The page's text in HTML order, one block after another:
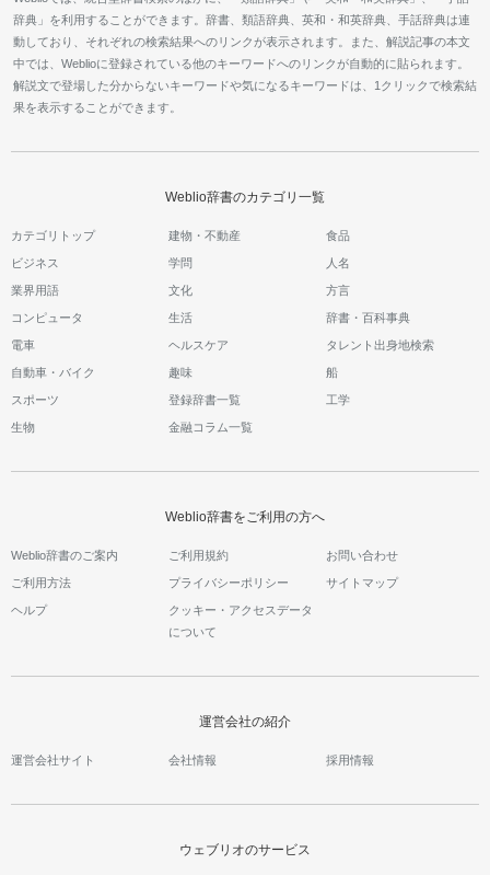
辞典」を利用することができます。辞書、類語辞典、英和・和英辞典、手話辞典は連
動しており、それぞれの検索結果へのリンクが表示されます。また、解説記事の本文
中では、Weblioに登録されている他のキーワードへのリンクが自動的に貼られます。
解説文で登場した分からないキーワードや気になるキーワードは、1クリックで検索結
果を表示することができます。
Weblio辞書のカテゴリ一覧
カテゴリトップ 建物・不動産 食品
ビジネス 学問 人名
業界用語 文化 方言
コンピュータ 生活 辞書・百科事典
電車 ヘルスケア タレント出身地検索
自動車・バイク 趣味 船
スポーツ 登録辞書一覧 工学
生物 金融コラム一覧
Weblio辞書をご利用の方へ
Weblio辞書のご案内 ご利用規約 お問い合わせ
ご利用方法 プライバシーポリシー サイトマップ
ヘルプ
クッキー・アクセスデータ
について
運営会社の紹介
運営会社サイト 会社情報 採用情報
ウェブリオのサービス